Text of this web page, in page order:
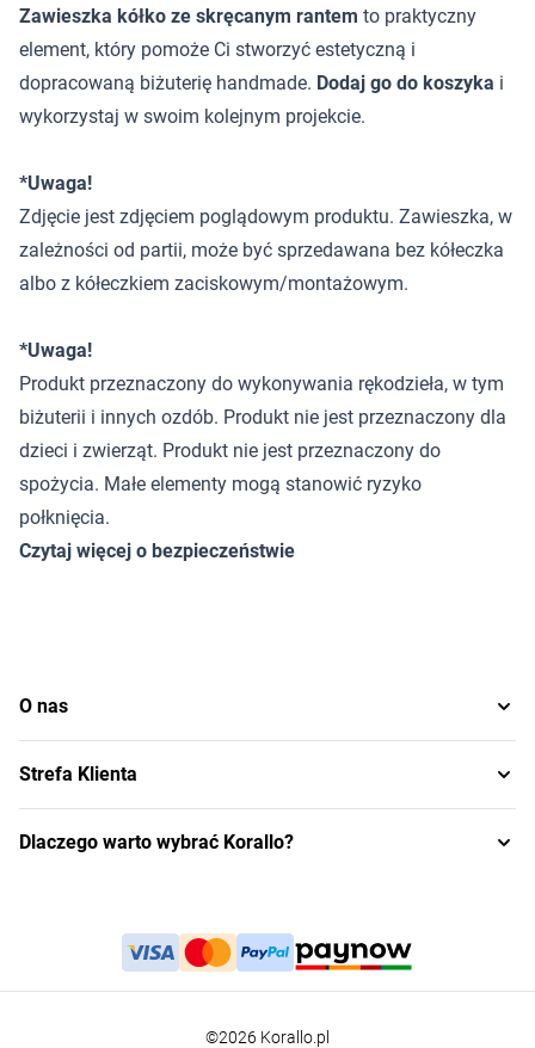
Zawieszka kółko ze skręcanym rantem to praktyczny
element, który pomoże Ci stworzyć estetyczną i
dopracowaną biżuterię handmade. Dodaj go do koszyka i
wykorzystaj w swoim kolejnym projekcie.
*Uwaga!
Zdjęcie jest zdjęciem poglądowym produktu. Zawieszka, w
zależności od partii, może być sprzedawana bez kółeczka
albo z kółeczkiem zaciskowym/montażowym.
*Uwaga!
Produkt przeznaczony do wykonywania rękodzieła, w tym
biżuterii i innych ozdób. Produkt nie jest przeznaczony dla
dzieci i zwierząt. Produkt nie jest przeznaczony do
spożycia. Małe elementy mogą stanowić ryzyko
połknięcia.
Czytaj więcej o bezpieczeństwie
O nas
Strefa Klienta
Dlaczego warto wybrać Korallo?
©2026 Korallo.pl